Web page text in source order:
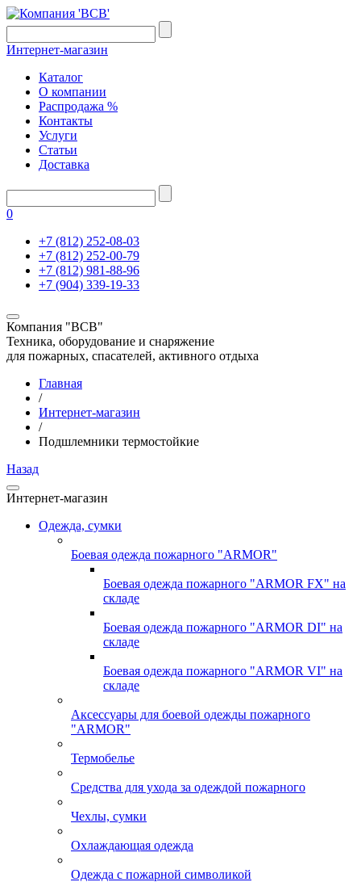
Интернет-магазин
Каталог
О компании
Распродажа %
Контакты
Услуги
Статьи
Доставка
0
+7 (812) 252-08-03
+7 (812) 252-00-79
+7 (812) 981-88-96
+7 (904) 339-19-33
Компания "ВСВ"
Техника, оборудование и снаряжение
для пожарных, спасателей, активного отдыха
Главная
/
Интернет-магазин
/
Подшлемники термостойкие
Назад
Интернет-магазин
Одежда, сумки
Боевая одежда пожарного "ARMOR"
Боевая одежда пожарного "ARMOR FX" на
складе
Боевая одежда пожарного "ARMOR DI" на
складе
Боевая одежда пожарного "ARMOR VI" на
складе
Аксессуары для боевой одежды пожарного
"ARMOR"
Термобелье
Средства для ухода за одеждой пожарного
Чехлы, сумки
Охлаждающая одежда
Одежда с пожарной символикой